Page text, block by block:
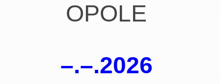
OPOLE
–.–.2026